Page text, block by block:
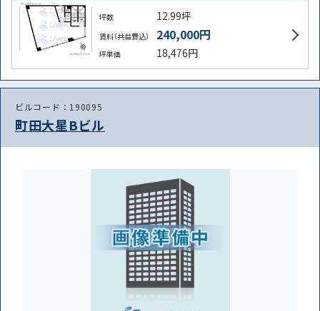
坪数 12.99坪
賃料（共益費込） 240,000円
坪単価 18,476円
ビルコード：190095
町田大星Bビル